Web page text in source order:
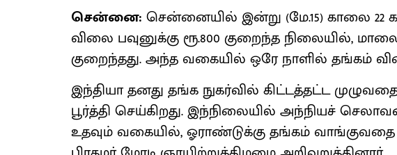
சென்னை: சென்னையில் இன்று (மே.15) காலை
விலை பவுனுக்கு ரூ.800 குறைந்த நிலையில்,
குறைந்தது. அந்த வகையில் ஒரே நாளில் தங்கம் விலை
இந்​தியா தனது தங்க நுகர்​வில் கிட்​டத்​தட்ட
பூர்த்தி செய்​கிறது. இந்​நிலை​யில் அந்நியச்
உதவும் வகையில், ஓராண்​டுக்கு தங்​கம் வாங்​கு​வதை